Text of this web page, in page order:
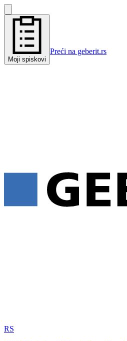
Moji spiskovi
Preći na geberit.rs
RS